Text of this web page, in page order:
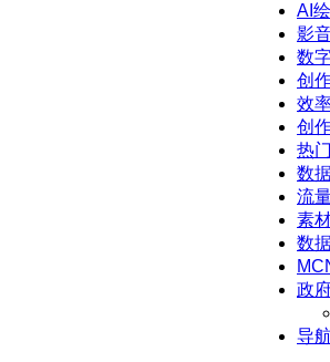
AI
影
数
创
效
创
热
数
流
素
数
政
导